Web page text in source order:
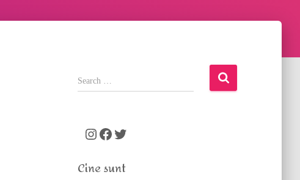
S
e
o
Instagram Facebook Twitter
Cine sunt